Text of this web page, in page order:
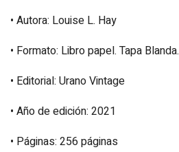
• Autora: Louise L. Hay
• Formato: Libro papel. Tapa Blanda.
• Editorial: Urano Vintage
• Año de edición: 2021
• Páginas: 256 páginas